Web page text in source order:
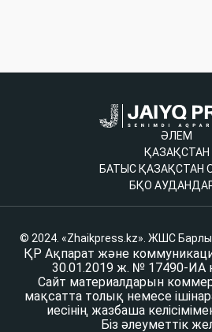
ӘЛЕМ
ҚАЗАҚСТАН
БАТЫС ҚАЗАҚСТАН
БҚО
© 2024. «Zhaikpress.kz». ЖШС
ҚР Ақпарат және
30.01.2019 ж. № 17490-ИА
Сайт материалдарын
мақсатта толық немесе
иесінің жазбаша
Біз әлеуметтік